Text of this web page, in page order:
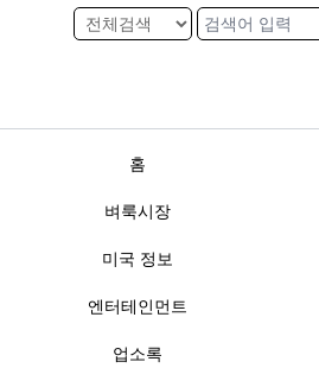
홈
벼룩시장
미국 정보
엔터테인먼트
업소록